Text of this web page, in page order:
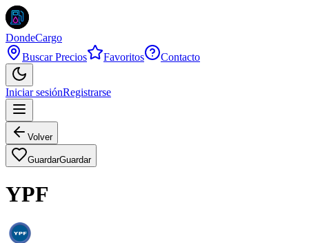
DondeCargo
Buscar Precios
Favoritos Contacto
Iniciar sesiónRegistrarse
Volver
GuardarGuardar
YPF